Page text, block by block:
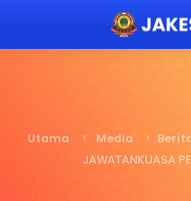
Utama Media
JAWATANKUASA